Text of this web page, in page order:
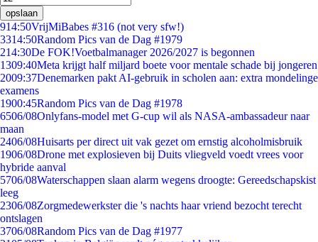
opslaan
914:50VrijMiBabes #316 (not very sfw!)
3314:50Random Pics van de Dag #1979
214:30De FOK!Voetbalmanager 2026/2027 is begonnen
1309:40Meta krijgt half miljard boete voor mentale schade bij jongeren
2009:37Denemarken pakt AI-gebruik in scholen aan: extra mondelinge
examens
1900:45Random Pics van de Dag #1978
6506/08Onlyfans-model met G-cup wil als NASA-ambassadeur naar
maan
2406/08Huisarts per direct uit vak gezet om ernstig alcoholmisbruik
1906/08Drone met explosieven bij Duits vliegveld voedt vrees voor
hybride aanval
5706/08Waterschappen slaan alarm wegens droogte: Gereedschapskist
leeg
2306/08Zorgmedewerkster die 's nachts haar vriend bezocht terecht
ontslagen
3706/08Random Pics van de Dag #1977